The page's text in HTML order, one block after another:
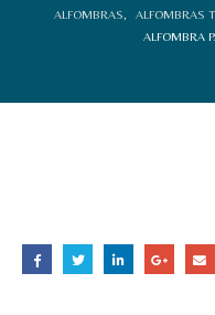
ALFOMBRAS
ALFOMBRAS
ALFOMBRA